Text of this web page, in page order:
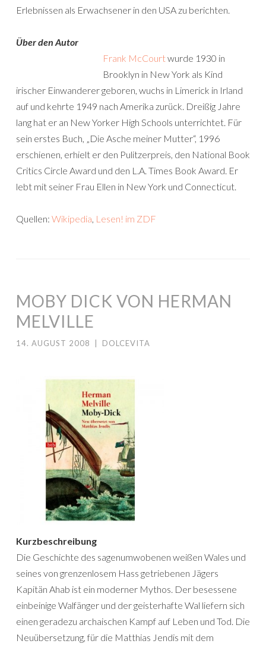
Erlebnissen als Erwachsener in den USA zu berichten.
Über den Autor
Frank McCourtwurde 1930 in
Brooklyn in New York als Kind
irischer Einwanderer geboren, wuchs in Limerick in Irland
auf und kehrte 1949 nach Amerika zurück. Dreißig Jahre
lang hat er an New Yorker High Schools unterrichtet. Für
sein erstes Buch, „Die Asche meiner Mutter“, 1996
erschienen, erhielt er den Pulitzerpreis, den National Book
Critics Circle Award und den L.A. Times Book Award. Er
lebt mit seiner Frau Ellen in New York und Connecticut.
Quellen: Wikipedia, Lesen! im ZDF
MOBY DICK VON HERMAN
MELVILLE
14. AUGUST 2008 DOLCEVITA
Kurzbeschreibung
Die Geschichte des sagenumwobenen weißen Wales und
seines von grenzenlosem Hass getriebenen Jägers
Kapitän Ahab ist ein moderner Mythos. Der besessene
einbeinige Walfänger und der geisterhafte Wal liefern sich
einen geradezu archaischen Kampf auf Leben und Tod. Die
Neuübersetzung, für die Matthias Jendis mit dem